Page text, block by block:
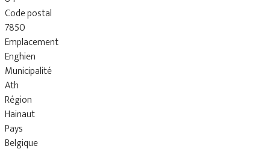
Code postal
7850
Emplacement
Enghien
Municipalité
Ath
Région
Hainaut
Pays
Belgique